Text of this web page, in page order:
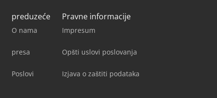
preduzeće
O nama
presa
Poslovi
Pravne informacije
Impresum
Opšti uslovi poslovanja
Izjava o zaštiti podataka